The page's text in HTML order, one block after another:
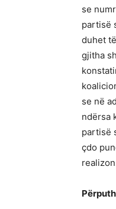
se
partisë
duhet
gjitha
se në
ndërsa
partisë
çdo